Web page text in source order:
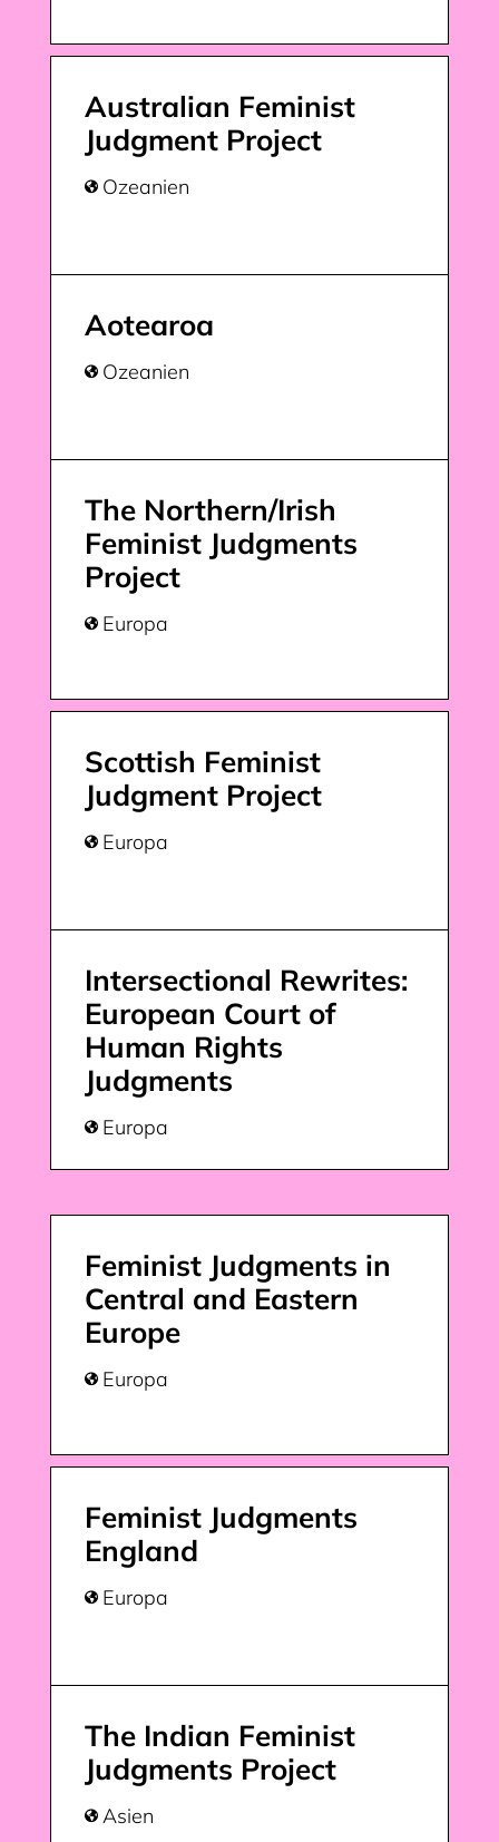
Australian Feminist
Judgment Project
 Ozeanien
Aotearoa
 Ozeanien
The Northern/Irish
Feminist Judgments
Project
 Europa
Scottish Feminist
Judgment Project
 Europa
Intersectional Rewrites:
European Court of
Human Rights
Judgments
 Europa
Feminist Judgments in
Central and Eastern
Europe
 Europa
Feminist Judgments
England
 Europa
The Indian Feminist
Judgments Project
 Asien